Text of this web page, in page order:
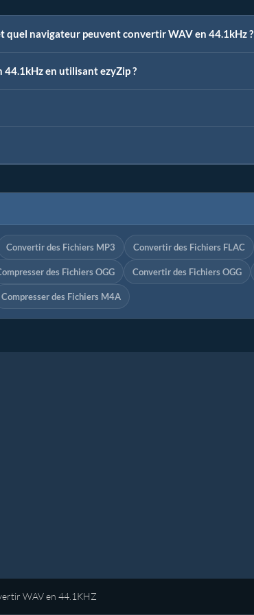
quel navigateur peuvent convertir WAV en 44.1kHz ?
en utilisant ezyZip ?
Convertir des Fichiers MP3 Convertir des Fichiers FLAC
des Fichiers OGG Convertir des Fichiers OGG
Compresser des Fichiers M4A
WAV en 44.1KHZ